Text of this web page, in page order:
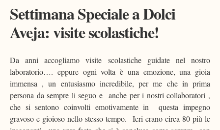
Settimana Speciale a Dolci
Aveja: visite scolastiche!
Da anni accogliamo visite scolastiche guidate nel nostro
laboratorio…. eppure ogni volta è una emozione, una gioia
immensa , un entusiasmo incredibile, per me che in prima
persona da sempre li seguo e anche per i nostri collaboratori ,
che si sentono coinvolti emotivamente in questa impegno
gravoso e gioioso nello stesso tempo. Ieri erano circa 80 più le